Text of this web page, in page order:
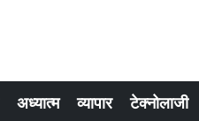
अध्यात्म व्यापार टेक्नोलाजी